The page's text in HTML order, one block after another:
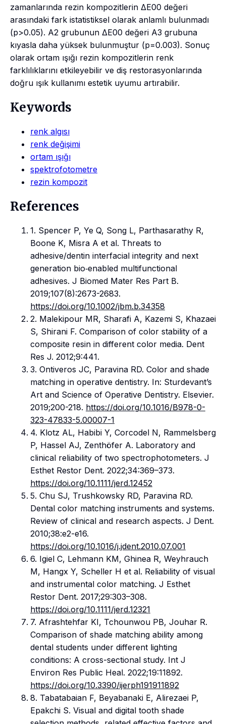
zamanlarında rezin kompozitlerin ΔE00 değeri
arasındaki fark istatistiksel olarak anlamlı bulunmadı
(p>0.05). A2 grubunun ΔE00 değeri A3 grubuna
kıyasla daha yüksek bulunmuştur (p=0.003). Sonuç
olarak ortam ışığı rezin kompozitlerin renk
farklılıklarını etkileyebilir ve diş restorasyonlarında
doğru ışık kullanımı estetik uyumu artırabilir.
Keywords
renk algısı
renk değişimi
ortam ışığı
spektrofotometre
rezin kompozit
References
1. Spencer P, Ye Q, Song L, Parthasarathy R,
Boone K, Misra A et al. Threats to
adhesive/dentin interfacial integrity and next
generation bio‐enabled multifunctional
adhesives. J Biomed Mater Res Part B.
2019;107(8):2673-2683.
https://doi.org/10.1002/jbm.b.34358
2. Malekipour MR, Sharafi A, Kazemi S, Khazaei
S, Shirani F. Comparison of color stability of a
composite resin in different color media. Dent
Res J. 2012;9:441.
3. Ontiveros JC, Paravina RD. Color and shade
matching in operative dentistry. In: Sturdevant’s
Art and Science of Operative Dentistry. Elsevier.
2019;200-218. https://doi.org/10.1016/B978-0-
323-47833-5.00007-1
4. Klotz AL, Habibi Y, Corcodel N, Rammelsberg
P, Hassel AJ, Zenthöfer A. Laboratory and
clinical reliability of two spectrophotometers. J
Esthet Restor Dent. 2022;34:369–373.
https://doi.org/10.1111/jerd.12452
5. Chu SJ, Trushkowsky RD, Paravina RD.
Dental color matching instruments and systems.
Review of clinical and research aspects. J Dent.
2010;38:e2-e16.
https://doi.org/10.1016/j.jdent.2010.07.001
6. Igiel C, Lehmann KM, Ghinea R, Weyhrauch
M, Hangx Y, Scheller H et al. Reliability of visual
and instrumental color matching. J Esthet
Restor Dent. 2017;29:303–308.
https://doi.org/10.1111/jerd.12321
7. Afrashtehfar KI, Tchounwou PB, Jouhar R.
Comparison of shade matching ability among
dental students under different lighting
conditions: A cross-sectional study. Int J
Environ Res Public Heal. 2022;19:11892.
https://doi.org/10.3390/ijerph191911892
8. Tabatabaian F, Beyabanaki E, Alirezaei P,
Epakchi S. Visual and digital tooth shade